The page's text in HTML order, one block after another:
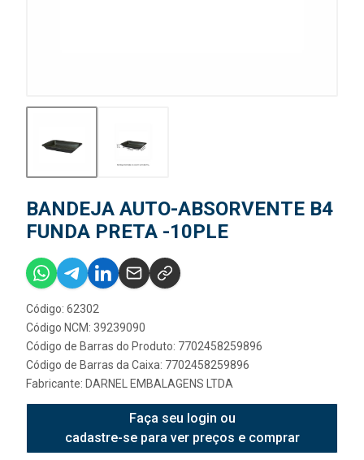
BANDEJA AUTO-ABSORVENTE B4
FUNDA PRETA -10PLE
Código: 62302
Código NCM: 39239090
Código de Barras do Produto: 7702458259896
Código de Barras da Caixa: 7702458259896
Fabricante: DARNEL EMBALAGENS LTDA
Faça seu login ou
cadastre-se para ver preços e comprar